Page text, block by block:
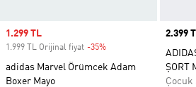
Sale price
1.299 TL
1.999 TL Orijinal fiyat -35%
adidas Marvel Örümcek Adam
Boxer Mayo
Price
2.399
ŞORT
Çocuk